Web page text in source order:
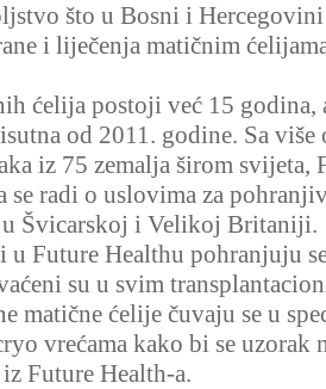
što u Bosni i Hercegovini
i liječenja matičnim
ćelija postoji već 15 godina,
od 2011. godine. Sa više
iz 75 zemalja širom svijeta,
se radi o uslovima za
u Švicarskoj i Velikoj Britaniji.
u Future Healthu pohranjuju
su u svim
matične ćelije čuvaju se u
vrećama kako bi se
Future Health-a.